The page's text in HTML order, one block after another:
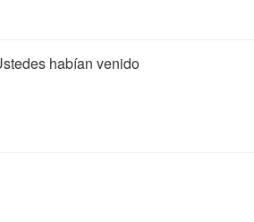
habían venido